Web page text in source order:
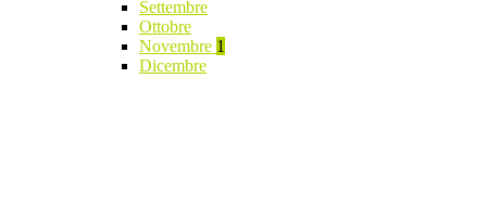
Settembre
Ottobre
Novembre 1
Dicembre